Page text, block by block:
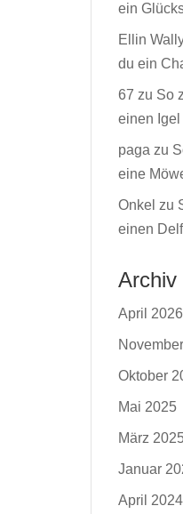
ein
Ellin
du ein
67 zu So
einen Igel
paga zu
eine
Onkel zu
einen
Archiv
April 2026
Oktober
Mai 2025
März
Januar
April 2024